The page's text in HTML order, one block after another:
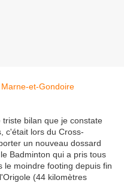
bilan que je constate
c'était lors du Cross-
un nouveau dossard
Badminton qui a pris tous
le moindre footing depuis fin
(44 kilomètres